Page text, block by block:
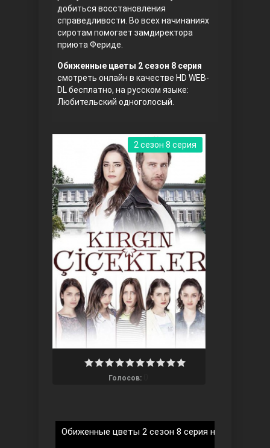
Любовь напрокат
Воскресший Эртугрул
Три сестры
добиться восстановления
справедливости. Во всех начинаниях
сиротам помогает замдиректора
приюта Фериде.
Обиженные цветы 2 сезон 8 серия
смотреть онлайн в качестве HD WEB-
DL бесплатно, на русском языке:
Любительский одноголосый.
Голосов:
2 сезон 8 серия
Обиженные цветы 2 сезон 8 серия на русском